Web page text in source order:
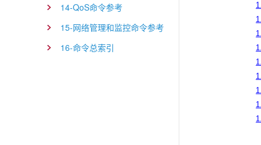
14-QoS命令参考
15-网络管理和监控命令参考
16-命令总索引